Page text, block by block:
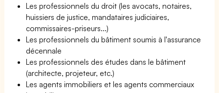
Les professionnels du droit (les avocats, notaires,
huissiers de justice, mandataires judiciaires,
commissaires-priseurs...)
Les professionnels du bâtiment soumis à l'assurance
décennale
Les professionnels des études dans le bâtiment
(architecte, projeteur, etc.)
Les agents immobiliers et les agents commerciaux